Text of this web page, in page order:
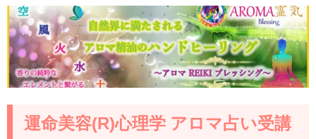
運命美容(R)心理学 アロマ占い受講